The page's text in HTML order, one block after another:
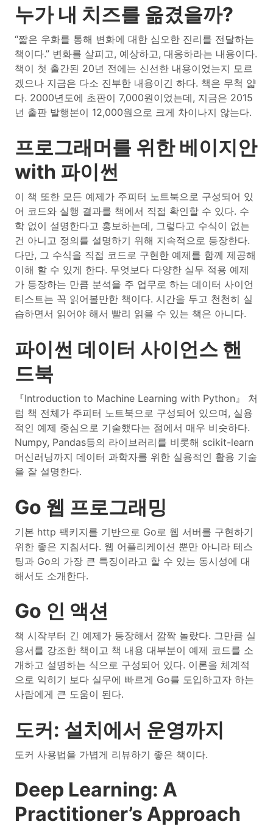
누가 내 치즈를 옮겼을까?
“짧은 우화를 통해 변화에 대한 심오한 진리를 전달하는
책이다.” 변화를 살피고, 예상하고, 대응하라는 내용이다.
책이 첫 출간된 20년 전에는 신선한 내용이었는지 모르
겠으나 지금은 다소 진부한 내용이긴 하다. 책은 무척 얇
다. 2000년도에 초판이 7,000원이었는데, 지금은 2015
년 출판 발행본이 12,000원으로 크게 차이나지 않는다.
프로그래머를 위한 베이지안
with 파이썬
이 책 또한 모든 예제가 주피터 노트북으로 구성되어 있
어 코드와 실행 결과를 책에서 직접 확인할 수 있다. 수
학 없이 설명한다고 홍보하는데, 그렇다고 수식이 없는
건 아니고 정의를 설명하기 위해 지속적으로 등장한다.
다만, 그 수식을 직접 코드로 구현한 예제를 함께 제공해
이해 할 수 있게 한다. 무엇보다 다양한 실무 적용 예제
가 등장하는 만큼 분석을 주 업무로 하는 데이터 사이언
티스트는 꼭 읽어볼만한 책이다. 시간을 두고 천천히 실
습하면서 읽어야 해서 빨리 읽을 수 있는 책은 아니다.
파이썬 데이터 사이언스 핸
드북
『Introduction to Machine Learning with Python』 처
럼 책 전체가 주피터 노트북으로 구성되어 있으며, 실용
적인 예제 중심으로 기술했다는 점에서 매우 비슷하다.
Numpy, Pandas등의 라이브러리를 비롯해 scikit-learn
머신러닝까지 데이터 과학자를 위한 실용적인 활용 기술
을 잘 설명한다.
Go 웹 프로그래밍
기본 http 팩키지를 기반으로 Go로 웹 서버를 구현하기
위한 좋은 지침서다. 웹 어플리케이션 뿐만 아니라 테스
팅과 Go의 가장 큰 특징이라고 할 수 있는 동시성에 대
해서도 소개한다.
Go 인 액션
책 시작부터 긴 예제가 등장해서 깜짝 놀랐다. 그만큼 실
용서를 강조한 책이고 책 내용 대부분이 예제 코드를 소
개하고 설명하는 식으로 구성되어 있다. 이론을 체계적
으로 익히기 보다 실무에 빠르게 Go를 도입하고자 하는
사람에게 큰 도움이 된다.
도커: 설치에서 운영까지
도커 사용법을 가볍게 리뷰하기 좋은 책이다.
Deep Learning: A
Practitioner’s Approach